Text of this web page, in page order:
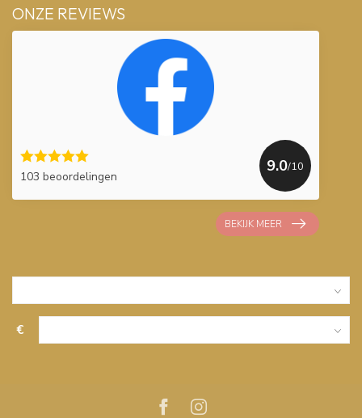
ONZE REVIEWS
103 beoordelingen
9.0/10
BEKIJK MEER
€